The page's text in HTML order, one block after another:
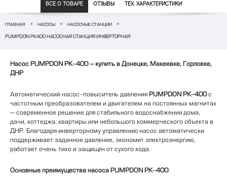
ВСЕ О ТОВАРЕ ОТЗЫВЫ ТЕХ. ХАРАКТЕРИСТИКИ
ГЛАВНАЯ НАСОСЫ НАСОСНЫЕ СТАНЦИИ
PUMPDON PK400 НАСОСНАЯ СТАНЦИЯ ИНВЕРТОРНАЯ
Насос PUMPDON PK-400 – купить в Донецке, Макеевке, Горловке,
ДНР
Автоматический насос-повыситель давления PUMPDON PK-400с
частотным преобразователем и двигателем на постоянных магнитах
— современное решение для стабильного водоснабжения дома,
дачи, коттеджа, квартиры или небольшого коммерческого объекта в
ДНР. Благодаря инверторному управлению насос автоматически
поддерживает заданное давление, экономит электроэнергию,
работает очень тихо и защищён от сухого хода.
Основные преимущества насоса PUMPDON PK-400: